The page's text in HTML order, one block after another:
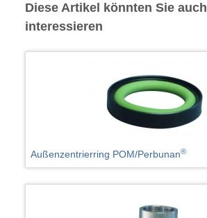
Diese Artikel könnten Sie auch
interessieren
Außenzentrierring POM/Perbunan®